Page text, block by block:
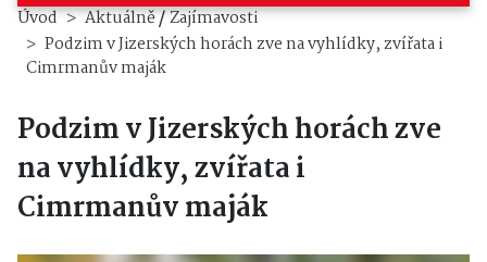
Úvod Aktuálně/Zajímavosti
Podzim v Jizerských horách zve na vyhlídky, zvířata i
Cimrmanův maják
Podzim v Jizerských horách zve
na vyhlídky, zvířata i
Cimrmanův maják